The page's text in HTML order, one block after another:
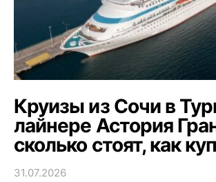
Круизы из Сочи в
лайнере Астория
сколько стоят, как
31.07.2026